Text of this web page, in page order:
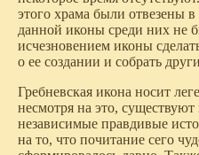
этого храма были отвезены
данной иконы среди них не
исчезновением иконы
о ее создании и собрать
Гребневская икона носит
несмотря на это, существуют
независимые правдивые
на то, что почитание сего